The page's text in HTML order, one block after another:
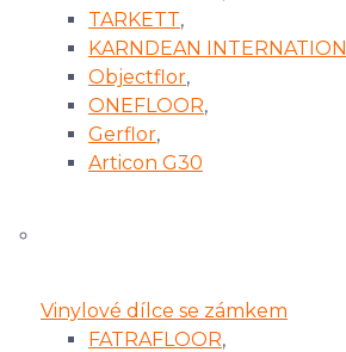
TARKETT,
KARNDEAN
Objectflor,
ONEFLOOR,
Gerflor,
Articon G30
Vinylové dílce se zámkem
FATRAFLOOR,